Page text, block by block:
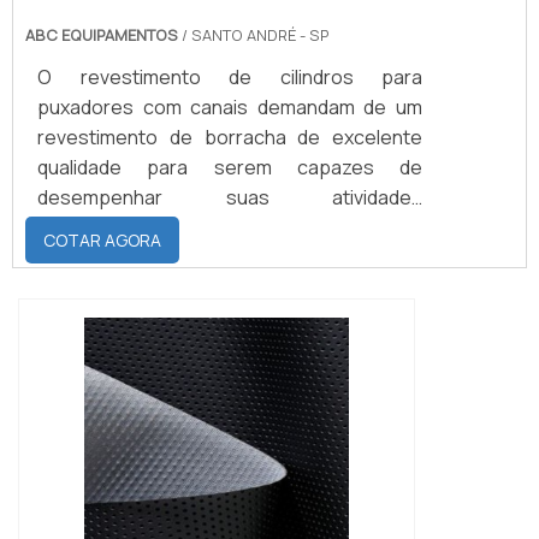
ABC EQUIPAMENTOS / SANTO ANDRÉ - SP
O revestimento de cilindros para
puxadores com canais demandam de um
revestimento de borracha de excelente
qualidade para serem capazes de
desempenhar suas atividades
proporcionando a eficiência necessária ao
processo. A Nova Abc Revestimento de
tecnologia necessária para realizar o
revestimento de cilindros, que atenda a
necessidade e a expectativa dos
clientes.QUALIDADE DE UMA DAS
MELHORES DO MERCADOA eficácia do
material em maquina dependerá
diretamente da qualidade de seu
revestimento por esse motivo as
COTAR AGORA